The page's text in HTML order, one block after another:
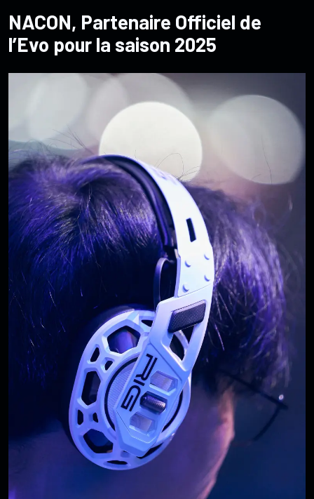
NACON, Partenaire Officiel de
l’Evo pour la saison 2025